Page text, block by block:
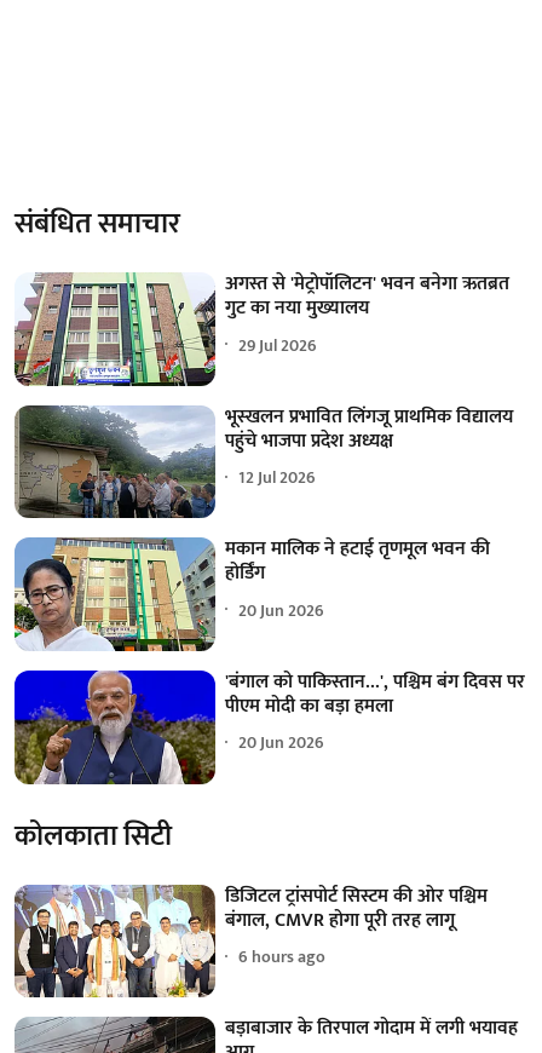
संबंधित समाचार
अगस्त से 'मेट्रोपॉलिटन' भवन बनेगा ऋतब्रत
गुट का नया मुख्यालय
29 Jul 2026
भूस्खलन प्रभावित लिंगजू प्राथमिक विद्यालय
पहुंचे भाजपा प्रदेश अध्यक्ष
12 Jul 2026
मकान मालिक ने हटाई तृणमूल भवन की
होर्डिंग
20 Jun 2026
'बंगाल को पाकिस्तान...', पश्चिम बंग दिवस पर
पीएम मोदी का बड़ा हमला
20 Jun 2026
कोलकाता सिटी
डिजिटल ट्रांसपोर्ट सिस्टम की ओर पश्चिम
बंगाल, CMVR होगा पूरी तरह लागू
6 hours ago
बड़ाबाजार के तिरपाल गोदाम में लगी भयावह